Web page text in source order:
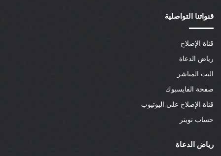
قنواتنا التواصلية
قناة الإصلاح
رياض الدعاة
البث المباشر
صفحة الفايسبوك
قناة الإصلاح على اليوتيوب
حساب تويتر
رياض الدعاة